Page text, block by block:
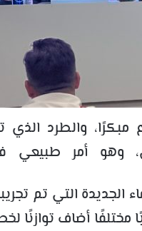
مبكرًا، والطرد
وهو أمر طبيعي
الجديدة التي تم
مختلفًا أضاف توازنًا